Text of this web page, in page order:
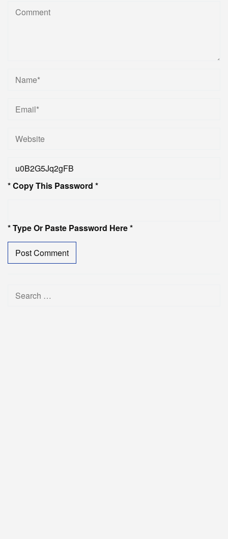
* Copy This Password *
* Type Or Paste Password Here *
Search